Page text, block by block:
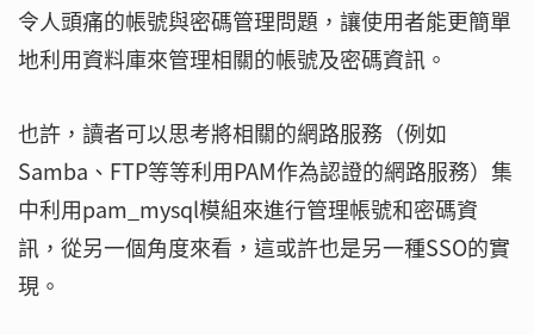
令人頭痛的帳號與密碼管理問題，讓使用者能更簡單
地利用資料庫來管理相關的帳號及密碼資訊。
也許，讀者可以思考將相關的網路服務（例如
Samba、FTP等等利用PAM作為認證的網路服務）集
中利用pam_mysql模組來進行管理帳號和密碼資
訊，從另一個角度來看，這或許也是另一種SSO的實
現。